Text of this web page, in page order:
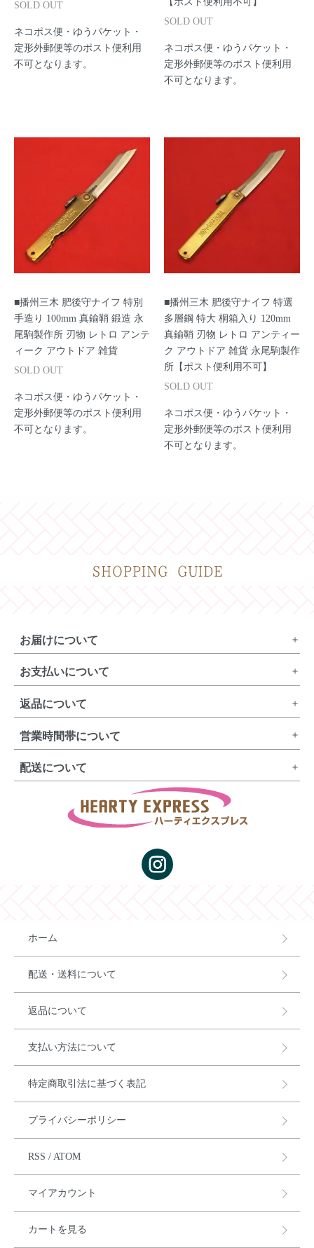
SOLD OUT
ネコポス便・ゆうパケット・
定形外郵便等のポスト便利用
不可となります。
SOLD OUT
ネコポス便・ゆうパケット・
定形外郵便等のポスト便利用
不可となります。
■播州三木 肥後守ナイフ 特別
手造り 100mm 真鍮鞘 鍛造 永
尾駒製作所 刃物 レトロ アンテ
ィーク アウトドア 雑貨
SOLD OUT
ネコポス便・ゆうパケット・
定形外郵便等のポスト便利用
不可となります。
■播州三木 肥後守ナイフ 特選
多層鋼 特大 桐箱入り 120mm
真鍮鞘 刃物 レトロ アンティー
ク アウトドア 雑貨 永尾駒製作
所【ポスト便利用不可】
SOLD OUT
ネコポス便・ゆうパケット・
定形外郵便等のポスト便利用
不可となります。
SHOPPING GUIDE
お届けについて
お支払いについて
返品について
営業時間帯について
配送について
ホーム
配送・送料について
返品について
支払い方法について
特定商取引法に基づく表記
プライバシーポリシー
RSS / ATOM
マイアカウント
カートを見る